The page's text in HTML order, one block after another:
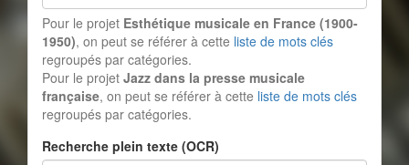
Pour le projet Esthétique musicale en France (1900-
1950), on peut se référer à cette liste de mots clés
regroupés par catégories.
Pour le projet Jazz dans la presse musicale
française, on peut se référer à cette liste de mots clés
regroupés par catégories.
Recherche plein texte (OCR)